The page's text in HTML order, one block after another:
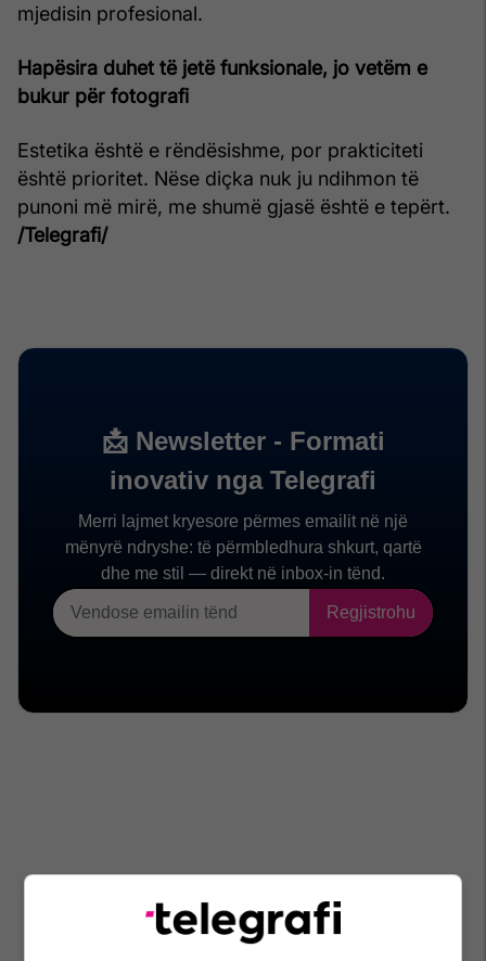
mjedisin profesional.
Hapësira duhet të jetë funksionale, jo vetëm e
bukur për fotografi
Estetika është e rëndësishme, por prakticiteti
është prioritet. Nëse diçka nuk ju ndihmon të
punoni më mirë, me shumë gjasë është e tepërt.
/Telegrafi/